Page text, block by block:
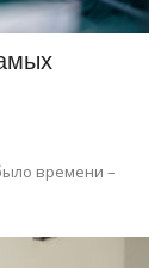
времени –